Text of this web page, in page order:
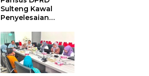
Sulteng Kawal
Penyelesaian
Sawit di Tolitoli